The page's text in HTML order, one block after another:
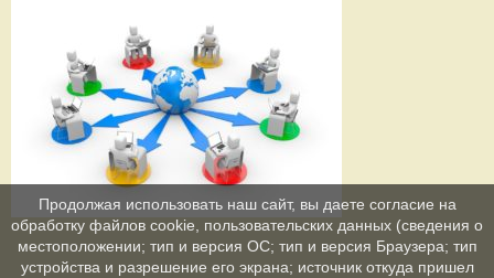
Продолжая использовать наш сайт, вы даете согласие на
обработку файлов cookie, пользовательских данных (сведения о
местоположении; тип и версия ОС; тип и версия Браузера; тип
устройства и разрешение его экрана; источник откуда пришел